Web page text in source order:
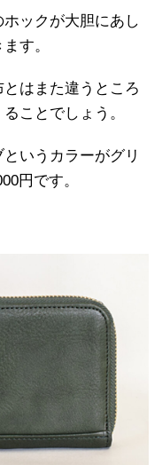
ックが大胆にあし
す。
はまた違うところ
ことでしょう。
いうカラーがグリ
円です。